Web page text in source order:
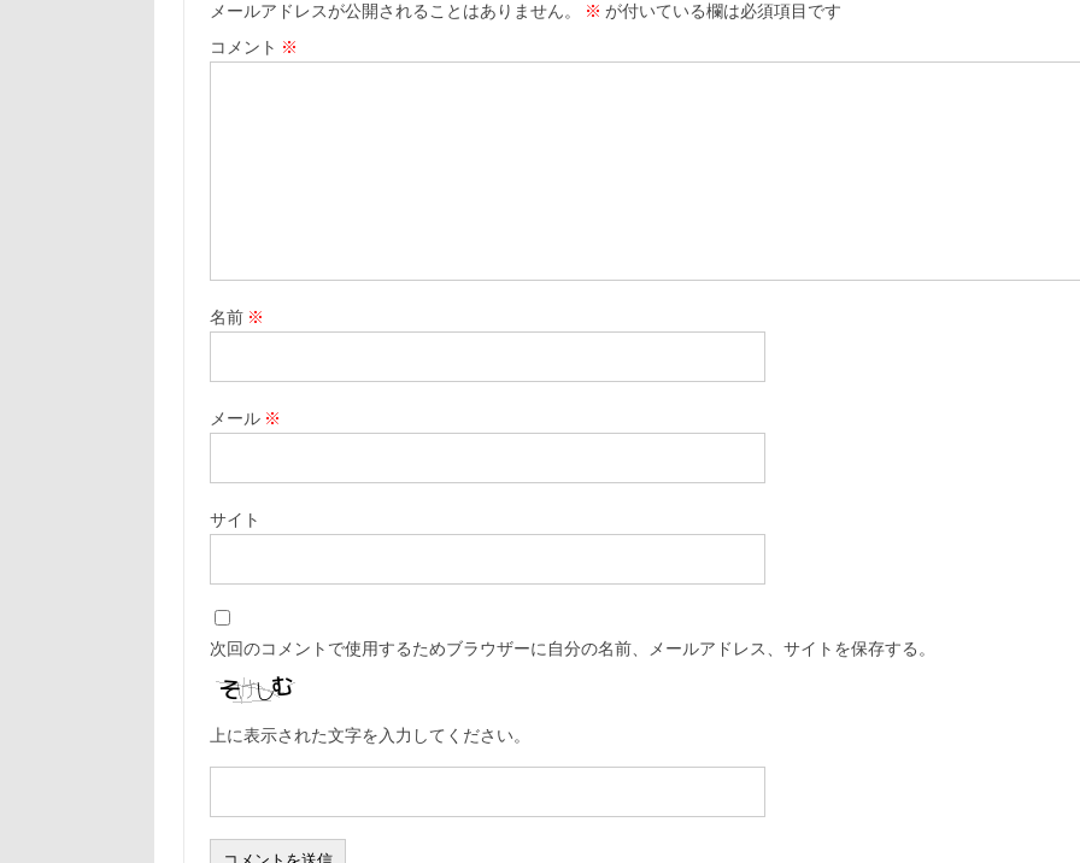
メールアドレスが公開されることはありません。 ※ が付いている欄は必須項目です
コメント ※
名前 ※
メール ※
サイト
次回のコメントで使用するためブラウザーに自分の名前、メールアドレス、サイトを保存する。
上に表示された文字を入力してください。